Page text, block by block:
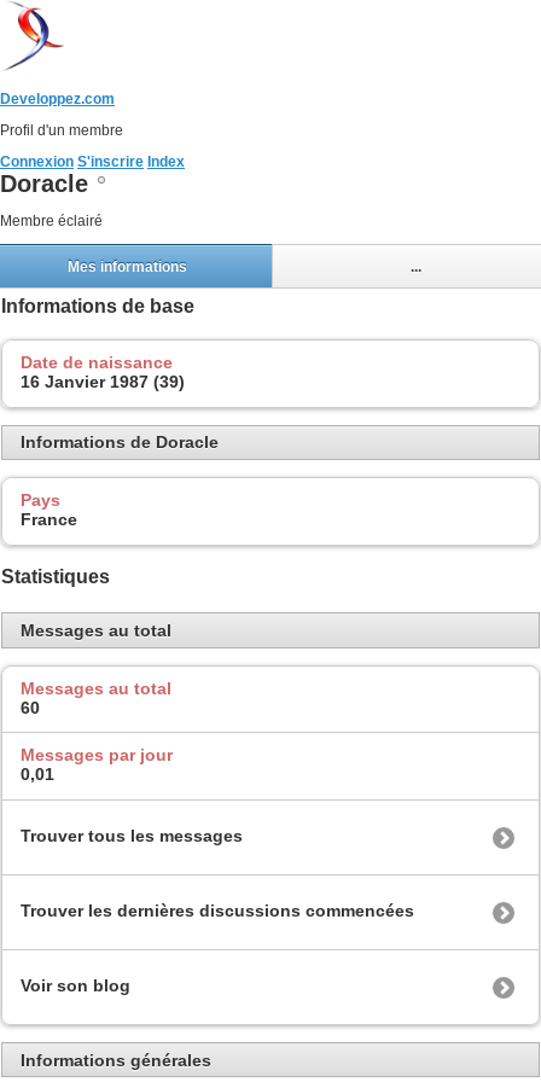
Developpez.com
Profil d'un membre
Connexion S'inscrire Index
Doracle
Membre éclairé
Mes informations ...
Informations de base
Date de naissance
16 Janvier 1987 (39)
Informations de Doracle
Pays
France
Statistiques
Messages au total
Messages au total
60
Messages par jour
0,01
Trouver tous les messages
Trouver les dernières discussions commencées
Voir son blog
Informations générales